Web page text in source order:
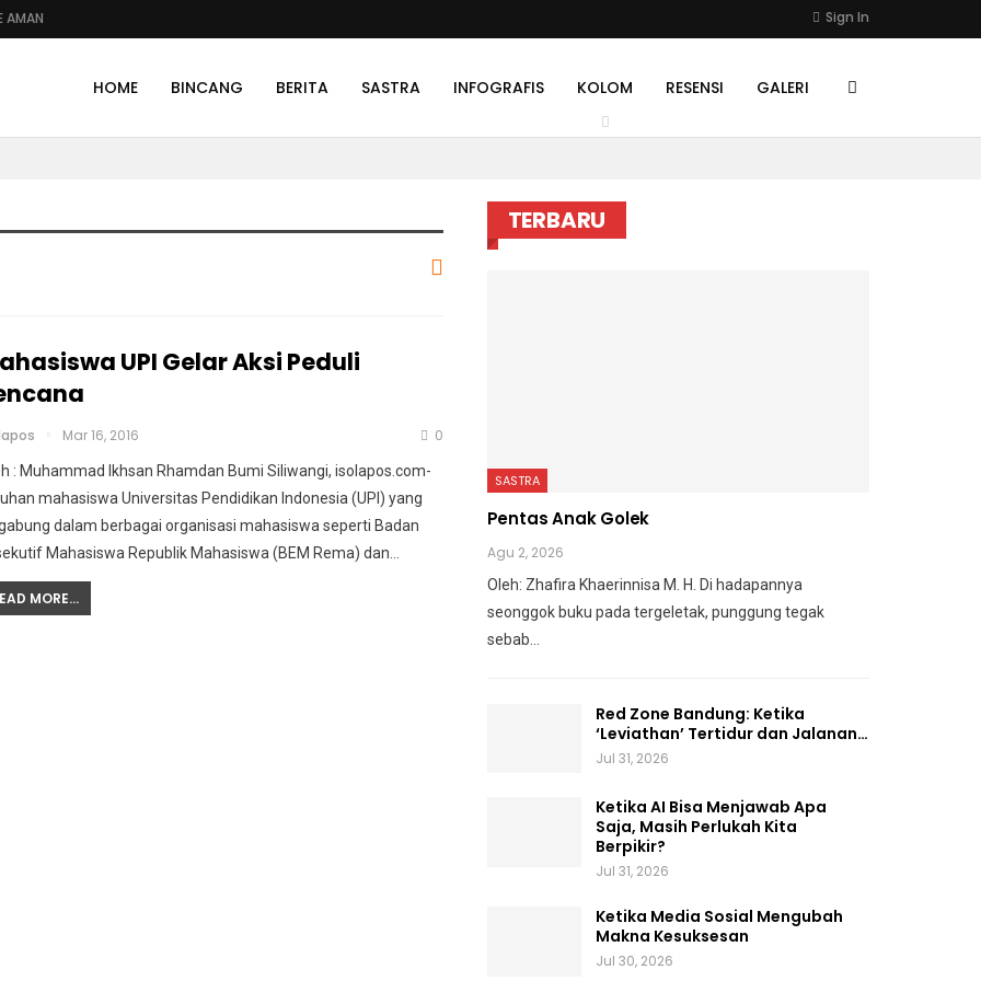
Sign In
AMAN
HOME BINCANG BERITA SASTRA INFOGRAFIS KOLOM RESENSI GALERI
UPI Gelar Aksi Peduli
Mar 16, 2016 0
: Muhammad Ikhsan Rhamdan Bumi Siliwangi, isolapos.com-
mahasiswa Universitas Pendidikan Indonesia (UPI) yang
dalam berbagai organisasi mahasiswa seperti Badan
Mahasiswa Republik Mahasiswa (BEM Rema) dan…
MORE...
TERBARU
SASTRA
Pentas Anak Golek
Agu 2, 2026
Oleh: Zhafira Khaerinnisa M. H.
Di hadapannya
seonggok buku pada tergeletak, punggung tegak
sebab
Red Zone Bandung: Ketika
‘Leviathan’ Tertidur dan Jalanan…
Jul 31, 2026
Ketika AI Bisa Menjawab Apa
Saja, Masih Perlukah Kita
Berpikir?
Jul 31, 2026
Ketika Media Sosial Mengubah
Makna Kesuksesan
Jul 30, 2026